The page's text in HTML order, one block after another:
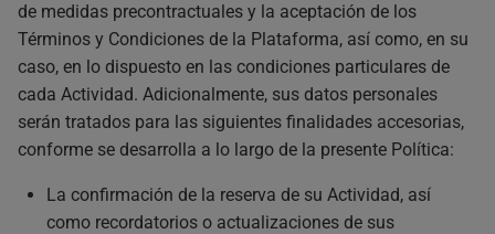
de medidas precontractuales y la aceptación de los
Términos y Condiciones de la Plataforma, así como, en su
caso, en lo dispuesto en las condiciones particulares de
cada Actividad. Adicionalmente, sus datos personales
serán tratados para las siguientes finalidades accesorias,
conforme se desarrolla a lo largo de la presente Política:
La confirmación de la reserva de su Actividad, así
como recordatorios o actualizaciones de sus